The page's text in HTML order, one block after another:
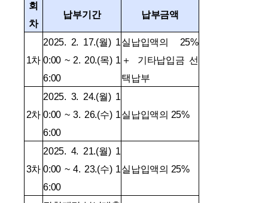
회
차
납부기간 납부금액
1차
2025. 2. 17.(월) 1
0:00 ~ 2. 20.(목) 1
6:00
실납입액의 25%
＋ 기타납입금 선
택납부
2차
2025. 3. 24.(월) 1
0:00 ~ 3. 26.(수) 1
6:00
실납입액의 25%
3차
2025. 4. 21.(월) 1
0:00 ~ 4. 23.(수) 1
6:00
실납입액의 25%